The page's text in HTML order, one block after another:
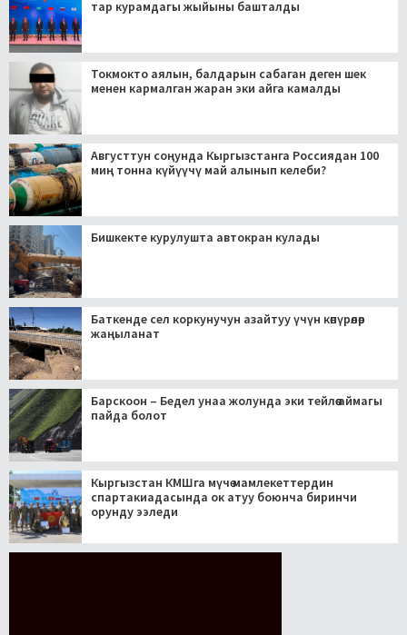
тар курамдагы жыйыны башталды
Токмокто аялын, балдарын сабаган деген шек
менен кармалган жаран эки айга камалды
Августтун соңунда Кыргызстанга Россиядан 100
миң тонна күйүүчү май алынып келеби?
Бишкекте курулушта автокран кулады
Баткенде сел коркунучун азайтуу үчүн көпүрөлөр
жаңыланат
Барскоон – Бедел унаа жолунда эки тейлөө аймагы
пайда болот
Кыргызстан КМШга мүчө мамлекеттердин
спартакиадасында ок атуу боюнча биринчи
орунду ээледи